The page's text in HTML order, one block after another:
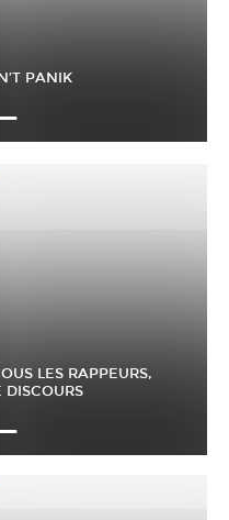
PANIK
LES RAPPEURS,